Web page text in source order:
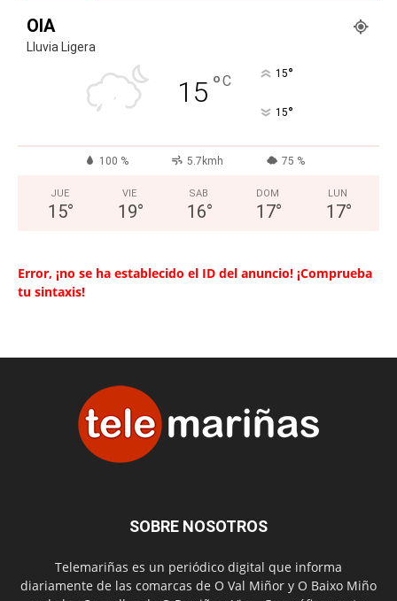
OIA
Lluvia Ligera
15 °C 15°
15°
100 % 5.7kmh 75 %
JUE
15°
VIE
19°
SAB
16°
DOM
17°
LUN
17°
Error, ¡no se ha establecido el ID del anuncio! ¡Comprueba
tu sintaxis!
SOBRE NOSOTROS
Telemariñas es un periódico digital que informa
diariamente de las comarcas de O Val Miñor y O Baixo Miño